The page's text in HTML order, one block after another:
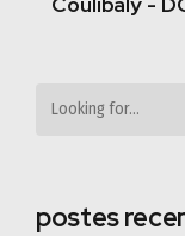
postes